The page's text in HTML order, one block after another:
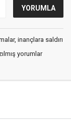
inançlara saldırı
yorumlar